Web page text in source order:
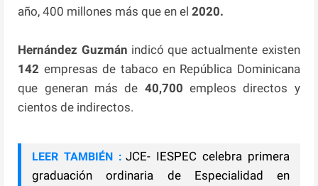
año, 400 millones más que en el2020.
Hernández Guzmán indicó que actualmente existen
142 empresas de tabaco en República Dominicana
que generan más de 40,700 empleos directos y
cientos de indirectos.
LEER TAMBIÉN : JCE- IESPEC celebra primera
graduación ordinaria de Especialidad en